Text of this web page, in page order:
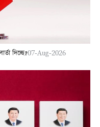
দিচ্ছে?07-Aug-2026